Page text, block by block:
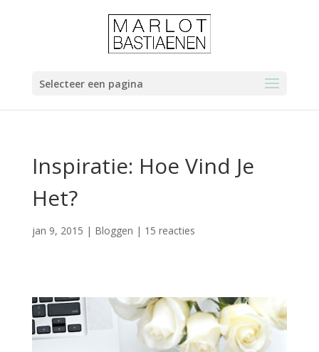
Selecteer een pagina
Inspiratie: Hoe Vind Je
Het?
jan 9, 2015 | Bloggen | 15 reacties